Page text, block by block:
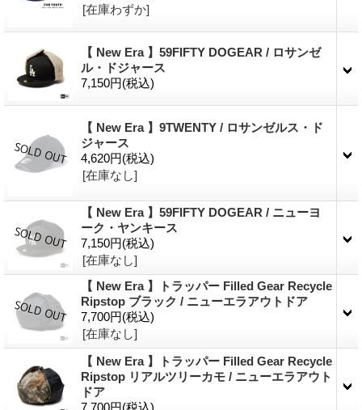
[在庫わずか]
【 New Era 】59FIFTY DOGEAR / ロサンゼ
ル・ドジャース
7,150円(税込)
【 New Era 】9TWENTY / ロサンゼルス・ド
ジャース
4,620円(税込)
[在庫なし]
【 New Era 】59FIFTY DOGEAR / ニューヨ
ーク・ヤンキース
7,150円(税込)
[在庫なし]
【 New Era 】トラッパー Filled Gear Recycle
Ripstop ブラック / ニューエラアウトドア
7,700円(税込)
[在庫なし]
【 New Era 】トラッパー Filled Gear Recycle
Ripstop リアルツリーカモ / ニューエラアウト
ドア
7,700円(税込)